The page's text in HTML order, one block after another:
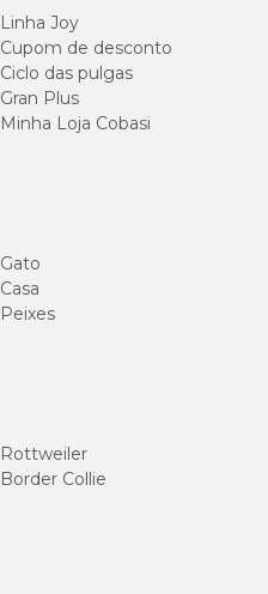
Linha Joy
Cupom de desconto
Ciclo das pulgas
Gran Plus
Minha Loja Cobasi
Gato
Casa
Peixes
Rottweiler
Border Collie